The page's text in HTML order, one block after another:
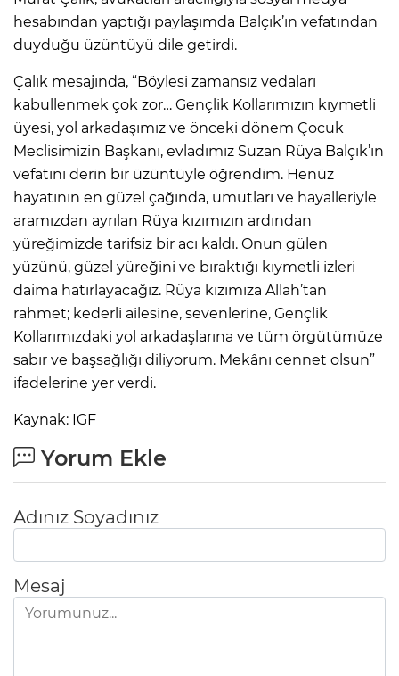
hesabından yaptığı paylaşımda Balçık’ın vefatından
duyduğu üzüntüyü dile getirdi.
Çalık mesajında, “Böylesi zamansız vedaları
kabullenmek çok zor… Gençlik Kollarımızın kıymetli
üyesi, yol arkadaşımız ve önceki dönem Çocuk
Meclisimizin Başkanı, evladımız Suzan Rüya Balçık’ın
vefatını derin bir üzüntüyle öğrendim. Henüz
hayatının en güzel çağında, umutları ve hayalleriyle
aramızdan ayrılan Rüya kızımızın ardından
yüreğimizde tarifsiz bir acı kaldı. Onun gülen
yüzünü, güzel yüreğini ve bıraktığı kıymetli izleri
daima hatırlayacağız. Rüya kızımıza Allah’tan
rahmet; kederli ailesine, sevenlerine, Gençlik
Kollarımızdaki yol arkadaşlarına ve tüm örgütümüze
sabır ve başsağlığı diliyorum. Mekânı cennet olsun”
ifadelerine yer verdi.
Kaynak: IGF
Yorum Ekle
Adınız Soyadınız
Mesaj